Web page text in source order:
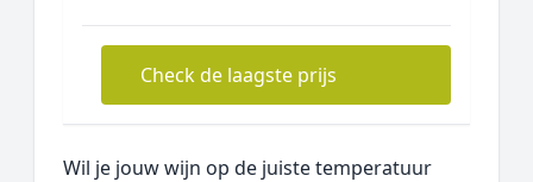
Check de laagste prijs
Wil je jouw wijn op de juiste temperatuur